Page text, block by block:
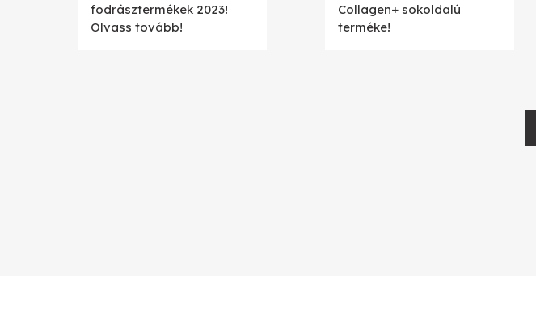
fodrásztermékek 2023!
Olvass tovább!
Collagen+ sokoldalú
terméke!